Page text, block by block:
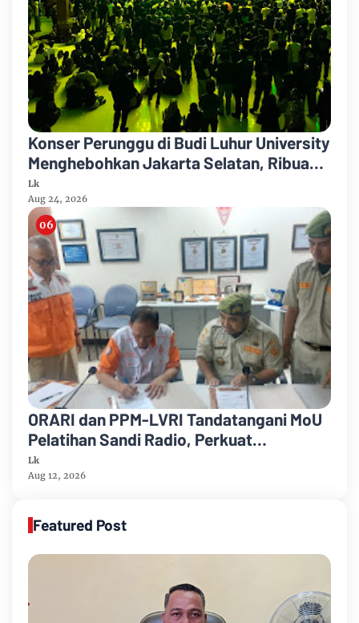
Konser Perunggu di Budi Luhur University
Menghebohkan Jakarta Selatan, Ribuan
Penonton Larut dalam Euforia!
Lk
Aug 24, 2026
ORARI dan PPM-LVRI Tandatangani MoU
Pelatihan Sandi Radio, Perkuat
Komunikasi dan Bela Negara
Lk
Aug 12, 2026
Featured Post